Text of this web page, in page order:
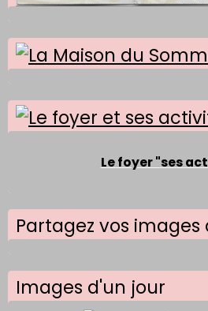
Le foyer "ses
Partagez vos
Images d'un jour